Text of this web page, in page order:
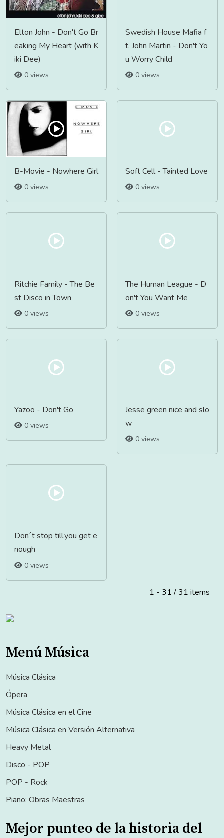
Elton John - Don't Go Br
eaking My Heart (with K
iki Dee)
0 views
Swedish House Mafia f
t. John Martin - Don't Yo
u Worry Child
0 views
B-Movie - Nowhere Girl
0 views
Soft Cell - Tainted Love
0 views
Ritchie Family - The Be
st Disco in Town
0 views
The Human League - D
on't You Want Me
0 views
Yazoo - Don't Go
0 views
Jesse green nice and slo
w
0 views
Don´t stop till.you get e
nough
0 views
1 - 31 / 31 items
Menú Música
Música Clásica
Ópera
Música Clásica en el Cine
Música Clásica en Versión Alternativa
Heavy Metal
Disco - POP
POP - Rock
Piano: Obras Maestras
Mejor punteo de la historia del